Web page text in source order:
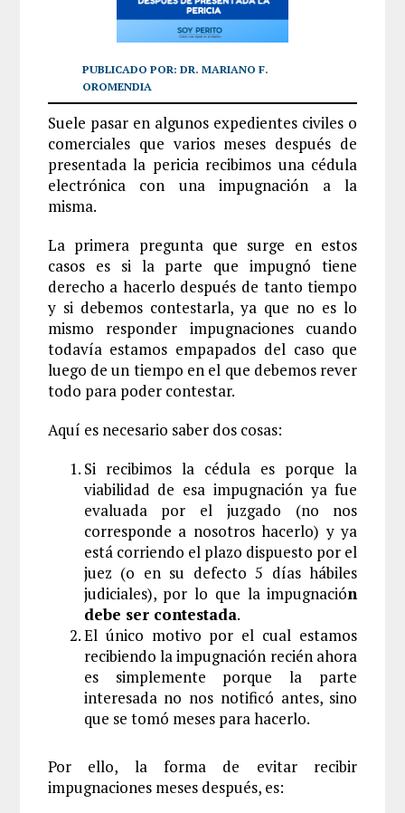
PUBLICADO POR: DR. MARIANO F.
OROMENDIA
Suele pasar en algunos expedientes civiles o
comerciales que varios meses después de
presentada la pericia recibimos una cédula
electrónica con una impugnación a la
misma.
La primera pregunta que surge en estos
casos es si la parte que impugnó tiene
derecho a hacerlo después de tanto tiempo
y si debemos contestarla, ya que no es lo
mismo responder impugnaciones cuando
todavía estamos empapados del caso que
luego de un tiempo en el que debemos rever
todo para poder contestar.
Aquí es necesario saber dos cosas:
Si recibimos la cédula es porque la
viabilidad de esa impugnación ya fue
evaluada por el juzgado (no nos
corresponde a nosotros hacerlo) y ya
está corriendo el plazo dispuesto por el
juez (o en su defecto 5 días hábiles
judiciales), por lo que la impugnación
debe ser contestada.
El único motivo por el cual estamos
recibiendo la impugnación recién ahora
es simplemente porque la parte
interesada no nos notificó antes, sino
que se tomó meses para hacerlo.
Por ello, la forma de evitar recibir
impugnaciones meses después, es: